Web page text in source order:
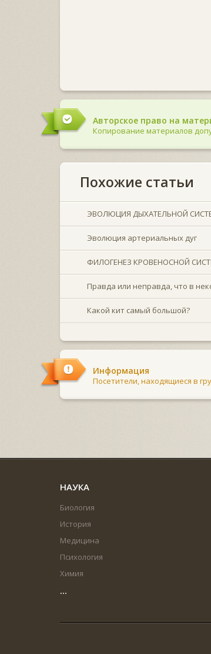
Авторское право на
Копирование материалов
Похожие статьи
ЭВОЛЮЦИЯ ДЫХАТЕЛЬНОЙ
Эволюция артериальных дуг
ФИЛОГЕНЕЗ КРОВЕНОСНОЙ
Правда или неправда, что в
Какой кит самый большой?
Информация
Посетители, находящиеся в
НАУКА
Биология
История
Медицина
Психология
Химия
...